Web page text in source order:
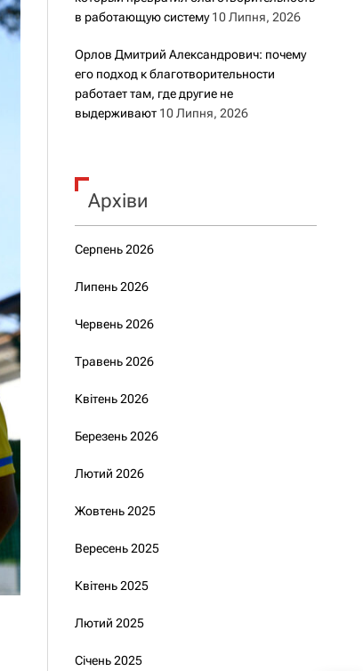
в работающую систему 10 Липня, 2026
Орлов Дмитрий Александрович: почему
его подход к благотворительности
работает там, где другие не
выдерживают 10 Липня, 2026
Архіви
Серпень 2026
Липень 2026
Червень 2026
Травень 2026
Квітень 2026
Березень 2026
Лютий 2026
Жовтень 2025
Вересень 2025
Квітень 2025
Лютий 2025
Січень 2025